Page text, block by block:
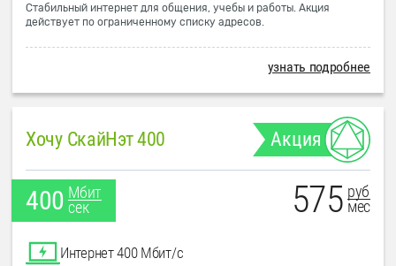
Стабильный интернет для общения, учебы и работы. Акция
действует по ограниченному списку адресов.
узнать подробнее
Хочу СкайНэт 400 Акция
400 Мбит
сек
575 руб
мес
Интернет 400 Мбит/с